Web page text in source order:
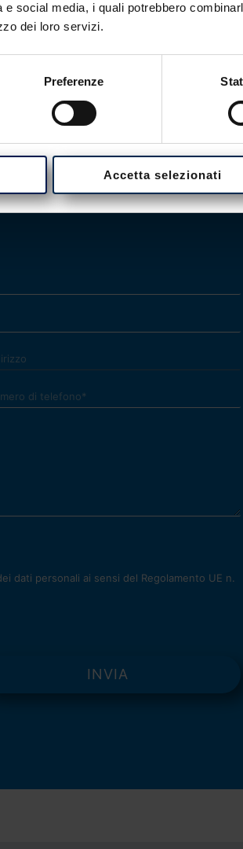
e social media, i quali potrebbero
dei loro servizi.
Preferenze
Accetta selezionati
dati personali ai sensi del Regolamento UE n.